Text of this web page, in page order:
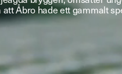
Åbro hade ett gammalt